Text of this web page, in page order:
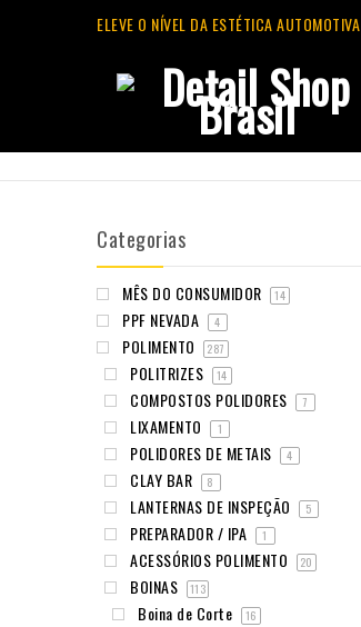
ELEVE O NÍVEL DA ESTÉTICA AUTOMOTIVA
Categorias
MÊS DO CONSUMIDOR 14
PPF NEVADA 4
POLIMENTO 287
POLITRIZES 14
COMPOSTOS POLIDORES 7
LIXAMENTO 1
POLIDORES DE METAIS 4
CLAY BAR 8
LANTERNAS DE INSPEÇÃO 5
PREPARADOR / IPA 1
ACESSÓRIOS POLIMENTO 20
BOINAS 113
Boina de Corte 16